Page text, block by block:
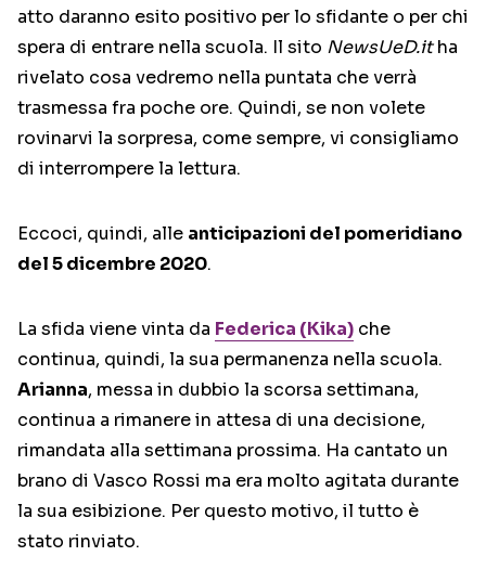
atto daranno esito positivo per lo sfidante o per chi
spera di entrare nella scuola. Il sito NewsUeD.itha
rivelato cosa vedremo nella puntata che verrà
trasmessa fra poche ore. Quindi, se non volete
rovinarvi la sorpresa, come sempre, vi consigliamo
di interrompere la lettura.
Eccoci, quindi, alle anticipazioni del pomeridiano
del 5 dicembre 2020.
La sfida viene vinta da Federica (Kika) che
continua, quindi, la sua permanenza nella scuola.
Arianna, messa in dubbio la scorsa settimana,
continua a rimanere in attesa di una decisione,
rimandata alla settimana prossima. Ha cantato un
brano di Vasco Rossi ma era molto agitata durante
la sua esibizione. Per questo motivo, il tutto è
stato rinviato.